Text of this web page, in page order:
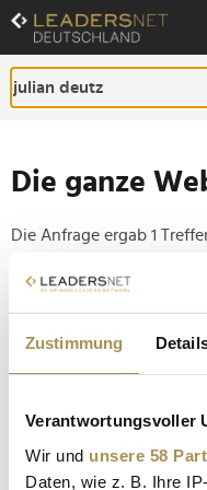
Zustimmung
Verantwortungsvoller
Wir und unsere 58
Daten, wie z. B. Ihre
Zum
Inhalt
Zur
Fußzeilen-
Navigation
Die ganze
Die Anfrage ergab 1
Tipp
Seiten suchen, die
Die Gewinner des
2023" stehen fest